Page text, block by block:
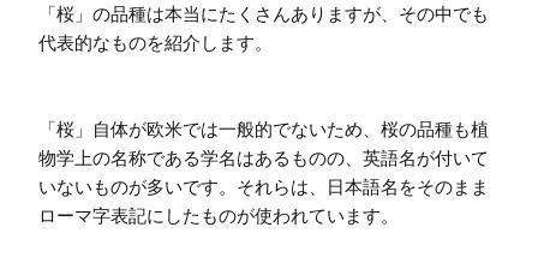
「桜」の品種は本当にたくさんありますが、その中でも
代表的なものを紹介します。
「桜」自体が欧米では一般的でないため、桜の品種も植
物学上の名称である学名はあるものの、英語名が付いて
いないものが多いです。それらは、日本語名をそのまま
ローマ字表記にしたものが使われています。